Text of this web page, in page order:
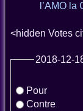
l’AMO la
<hidden Votes
2018-12-
Pour
Contre